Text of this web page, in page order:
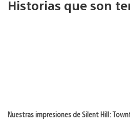
Historias que son
Nuestras impresiones de Silent Hill: